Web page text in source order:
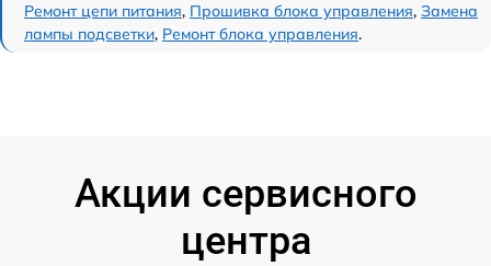
Ремонт цепи питания, Прошивка блока управления, Замена
лампы подсветки, Ремонт блока управления.
Акции сервисного
центра